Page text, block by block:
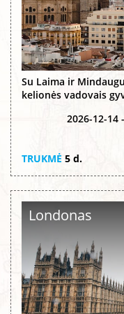
Su Laima ir
kelionės vadovais
2026-12-14
TRUKMĖ 5 d.
Londonas